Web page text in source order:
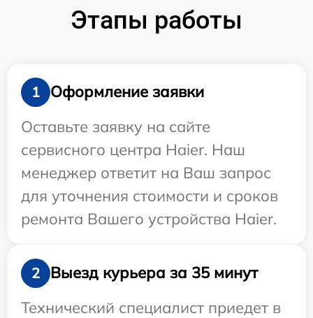
Этапы работы
1
Оформление заявки
Оставьте заявку на сайте
сервисного центра Haier. Наш
менеджер ответит на Ваш запрос
для уточнения стоимости и сроков
ремонта Вашего устройства Haier.
2
Выезд курьера за 35 минут
Технический специалист приедет в